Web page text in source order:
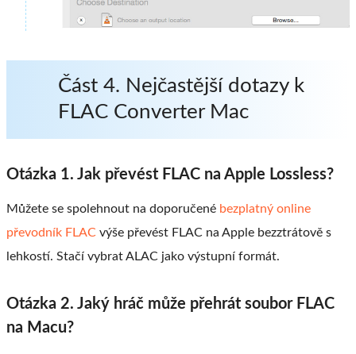
Část 4. Nejčastější dotazy k
FLAC Converter Mac
Otázka 1. Jak převést FLAC na Apple Lossless?
Můžete se spolehnout na doporučené bezplatný online
převodník FLAC výše převést FLAC na Apple bezztrátově s
lehkostí. Stačí vybrat ALAC jako výstupní formát.
Otázka 2. Jaký hráč může přehrát soubor FLAC
na Macu?